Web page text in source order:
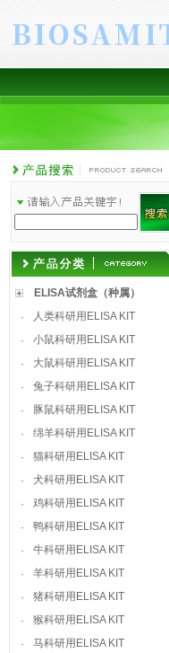
ELISA试剂盒（种属）
·
人类科研用ELISA KIT
·
小鼠科研用ELISA KIT
·
大鼠科研用ELISA KIT
·
兔子科研用ELISA KIT
·
豚鼠科研用ELISA KIT
·
绵羊科研用ELISA KIT
·
猫科研用ELISA KIT
·
犬科研用ELISA KIT
·
鸡科研用ELISA KIT
·
鸭科研用ELISA KIT
·
牛科研用ELISA KIT
·
羊科研用ELISA KIT
·
猪科研用ELISA KIT
·
猴科研用ELISA KIT
·
马科研用ELISA KIT